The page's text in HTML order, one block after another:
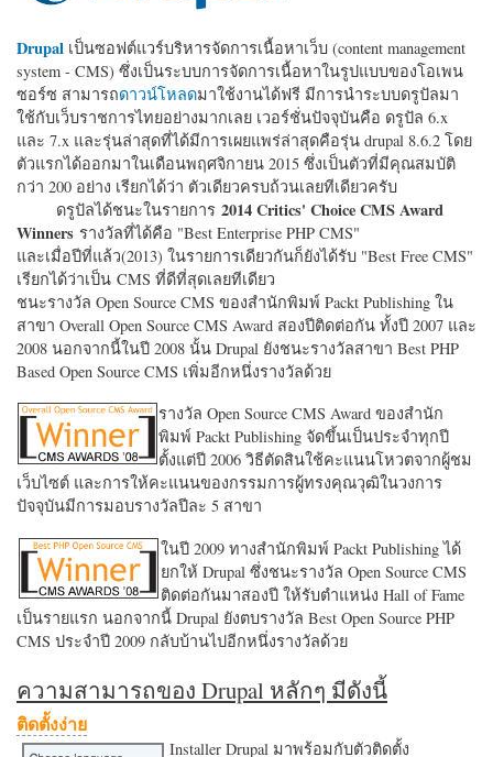
Drupal เป็นซอฟต์แวร์บริหารจัดการเนื้อหาเว็บ (content management
system - CMS) ซึ่งเป็นระบบการจัดการเนื้อหาในรูปแบบของโอเพน
ซอร์ซ สามารถดาวน์โหลดมาใช้งานได้ฟรี มีการนำระบบดรูปัลมา
ใช้กับเว็บราชการไทยอย่างมากเลย เวอร์ชั่นปัจจุบันคือ ดรูปัล 6.x
และ 7.x และรุ่นล่าสุดที่ได้มีการเผยแพร่ล่าสุดคือรุ่น drupal 8.6.2 โดย
ตัวแรกได้ออกมาในเดือนพฤศจิกายน 2015 ซึ่งเป็นตัวที่มีคุณสมบัติ
กว่า 200 อย่าง เรียกได้ว่า ตัวเดียวครบถ้วนเลยทีเดียวครับ
ดรูปัลได้ชนะในรายการ 2014 Critics' Choice CMS Award
Winners รางวัลที่ได้คือ "Best Enterprise PHP CMS"
และเมื่อปีที่แล้ว(2013) ในรายการเดียวกันก็ยังได้รับ "Best Free CMS"
เรียกได้ว่าเป็น CMS ที่ดีที่สุดเลยทีเดียว
ชนะรางวัล Open Source CMS ของสำนักพิมพ์ Packt Publishing ใน
สาขา Overall Open Source CMS Award สองปีติดต่อกัน ทั้งปี 2007 และ
2008 นอกจากนี้ในปี 2008 นั้น Drupal ยังชนะรางวัลสาขา Best PHP
Based Open Source CMS เพิ่มอีกหนึ่งรางวัลด้วย
รางวัล Open Source CMS Award ของสำนัก
พิมพ์ Packt Publishing จัดขึ้นเป็นประจำทุกปี
ตั้งแต่ปี 2006 วิธีตัดสินใช้คะแนนโหวตจากผู้ชม
เว็บไซต์ และการให้คะแนนของกรรมการผู้ทรงคุณวุฒิในวงการ
ปัจจุบันมีการมอบรางวัลปีละ 5 สาขา
ในปี 2009 ทางสำนักพิมพ์ Packt Publishing ได้
ยกให้ Drupal ซึ่งชนะรางวัล Open Source CMS
ติดต่อกันมาสองปี ให้รับตำแหน่ง Hall of Fame
เป็นรายแรก นอกจากนี้ Drupal ยังตบรางวัล Best Open Source PHP
CMS ประจำปี 2009 กลับบ้านไปอีกหนึ่งรางวัลด้วย
ความสามารถของ Drupal หลักๆ มีดังนี้
ติดตั้งง่าย
Installer Drupal มาพร้อมกับตัวติดตั้ง